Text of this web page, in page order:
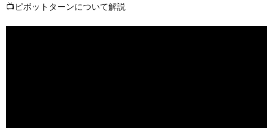
📺ピボットターンについて解説